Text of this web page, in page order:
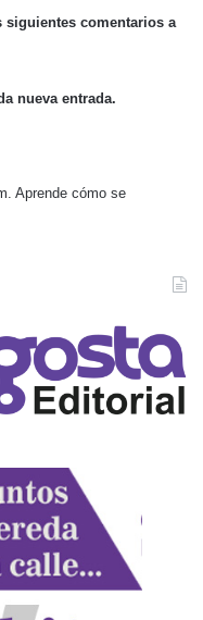
comentarios a
nueva entrada.
Aprende cómo se